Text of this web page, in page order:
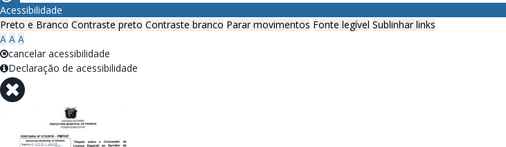
Acessibilidade
Preto e Branco Contraste preto Contraste branco Parar movimentos Fonte legível Sublinhar links
A A A
cancelar acessibilidade
Declaração de acessibilidade